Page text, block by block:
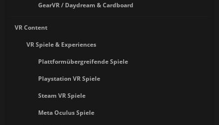
GearVR / Daydream & Cardboard
VR Content
VR Spiele & Experiences
Plattformübergreifende Spiele
Playstation VR Spiele
Steam VR Spiele
Meta Oculus Spiele